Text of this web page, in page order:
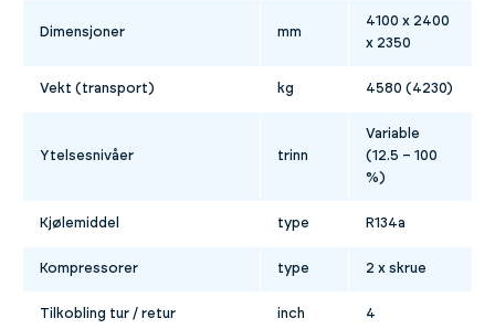
Dimensjoner mm
4100 x 2400
x 2350
Vekt (transport) kg 4580 (4230)
Ytelsesnivåer trinn
Variable
(12.5 – 100
%)
Kjølemiddel type R134a
Kompressorer type 2 x skrue
Tilkobling tur / retur inch 4